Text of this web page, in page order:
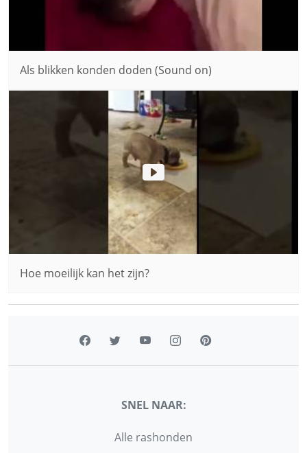
Als blikken konden doden (Sound on)
Hoe moeilijk kan het zijn?
SNEL NAAR:
Alle rashonden